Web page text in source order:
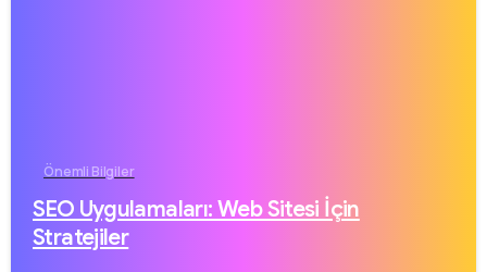
Önemli Bilgiler
SEO Uygulamaları: Web Sitesi İçin
Stratejiler